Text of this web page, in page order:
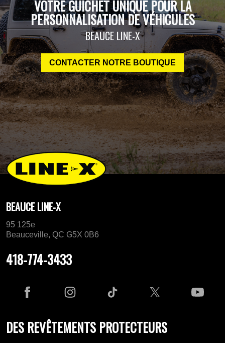
VOTRE GUICHET UNIQUE POUR LA
PERSONNALISATION DE VÉHICULES
BEAUCE LINE-X
CONTACTER NOTRE BOUTIQUE
BEAUCE LINE-X
95 125e
Beauceville, QC G5X 0B6
418-774-3433
DES REVÊTEMENTS PROTECTEURS